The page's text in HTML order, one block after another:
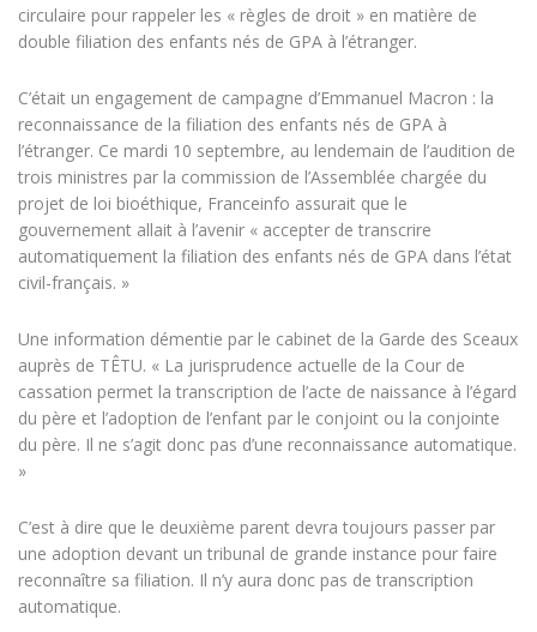
circulaire pour rappeler les « règles de droit » en matière de
double filiation des enfants nés de GPA à l’étranger.
C’était un engagement de campagne d’Emmanuel Macron : la
reconnaissance de la filiation des enfants nés de GPA à
l’étranger. Ce mardi 10 septembre, au lendemain de l’audition de
trois ministres par la commission de l’Assemblée chargée du
projet de loi bioéthique, Franceinfo assurait que le
gouvernement allait à l’avenir « accepter de transcrire
automatiquement la filiation des enfants nés de GPA dans l’état
civil-français. »
Une information démentie par le cabinet de la Garde des Sceaux
auprès de TÊTU. « La jurisprudence actuelle de la Cour de
cassation permet la transcription de l’acte de naissance à l’égard
du père et l’adoption de l’enfant par le conjoint ou la conjointe
du père. Il ne s’agit donc pas d’une reconnaissance automatique.
»
C’est à dire que le deuxième parent devra toujours passer par
une adoption devant un tribunal de grande instance pour faire
reconnaître sa filiation. Il n’y aura donc pas de transcription
automatique.